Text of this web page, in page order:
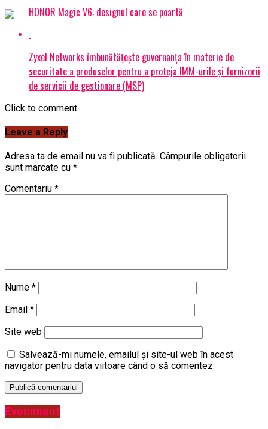
HONOR Magic V6: designul care se poartă
Zyxel Networks îmbunătățește guvernanța în materie de
securitate a produselor pentru a proteja IMM-urile și furnizorii
de servicii de gestionare (MSP)
Click to comment
Leave a Reply
Adresa ta de email nu va fi publicată. Câmpurile obligatorii
sunt marcate cu *
Comentariu *
Nume *
Email *
Site web
Salvează-mi numele, emailul și site-ul web în acest
navigator pentru data viitoare când o să comentez.
Eveniment